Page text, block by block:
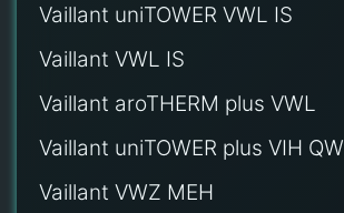
Vaillant uniTOWER VWL IS
Vaillant VWL IS
Vaillant aroTHERM plus VWL
Vaillant uniTOWER plus VIH QW
Vaillant VWZ MEH